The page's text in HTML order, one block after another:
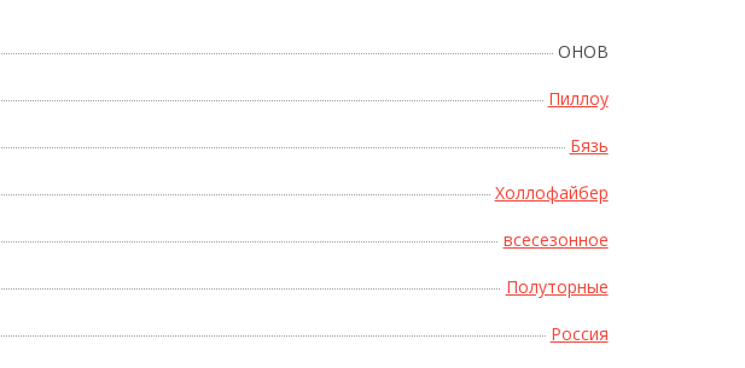
Поднесите мышку Поднесите мышку
OHOB
Пиллоу
Бязь
Холлофайбер
всесезонное
Полуторные
Россия